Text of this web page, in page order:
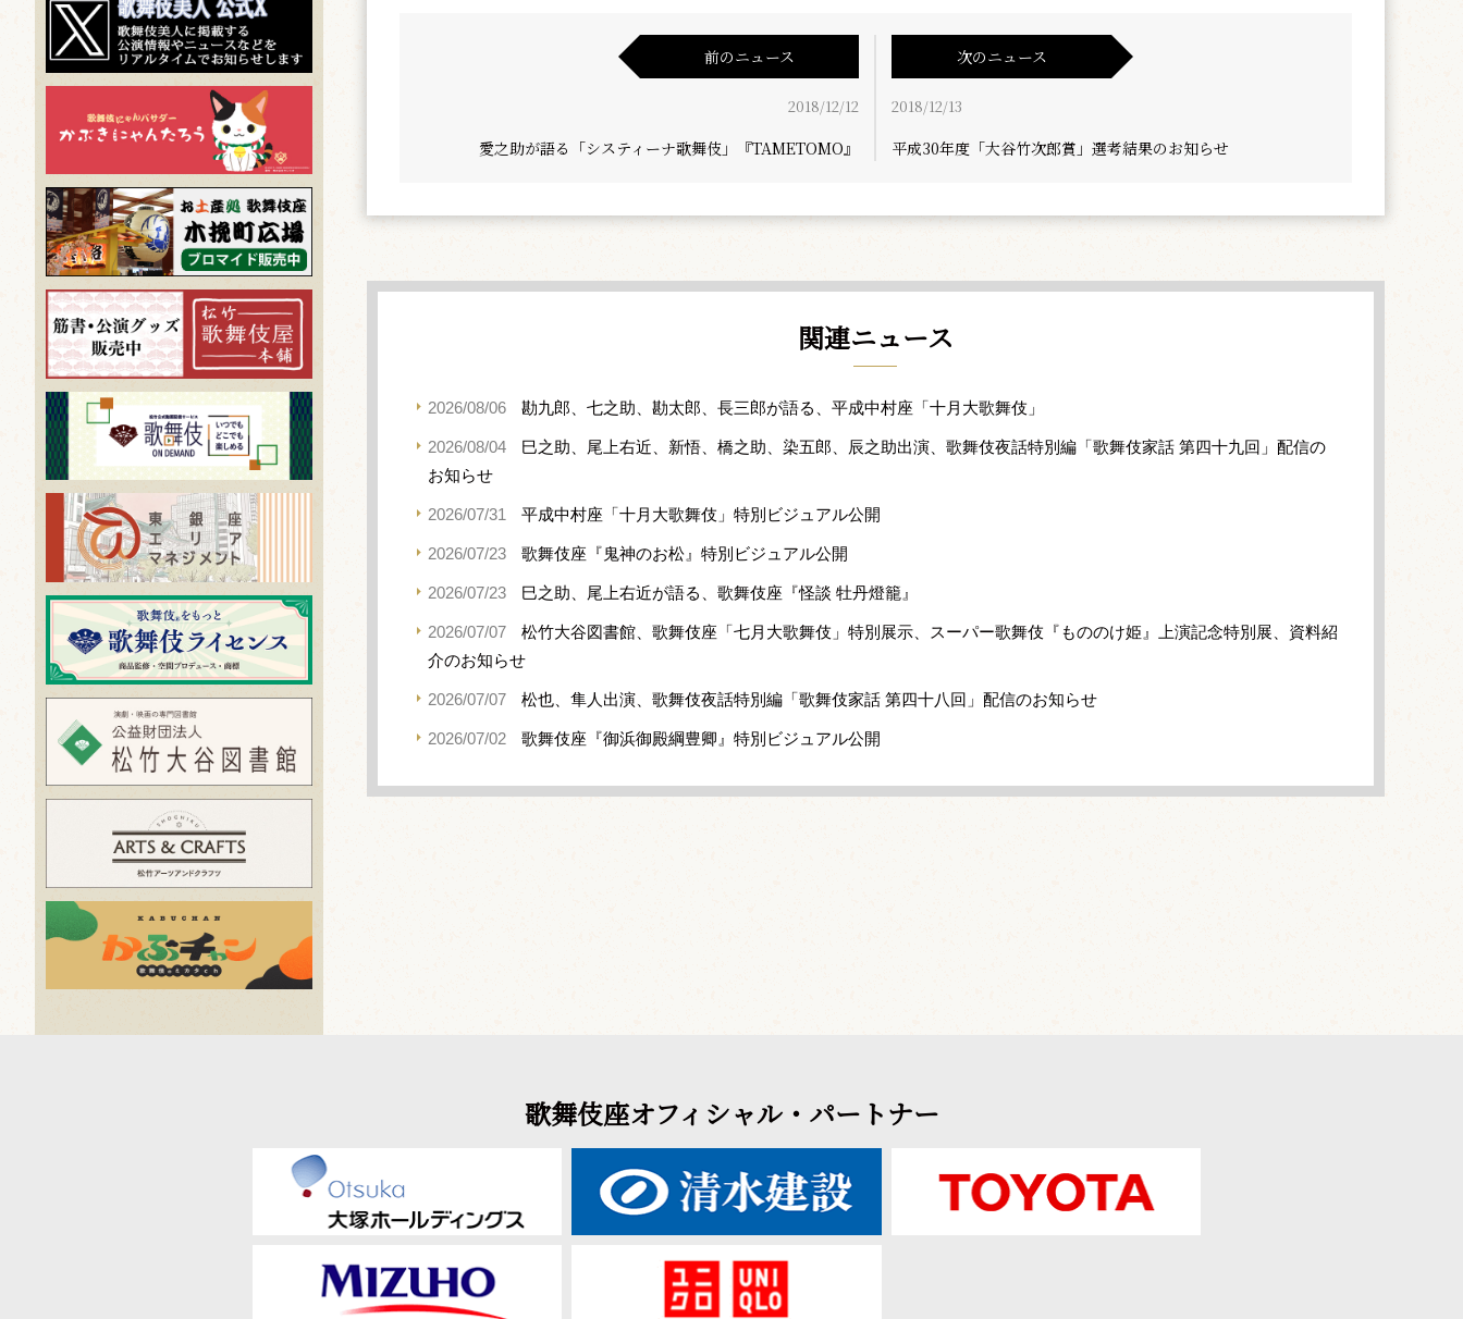
前のニュース
2018/12/12
愛之助が語る「システィーナ歌舞伎」『TAMETOMO』
次のニュース
2018/12/13
平成30年度「大谷竹次郎賞」選考結果のお知らせ
関連ニュース
2026/08/06 勘九郎、七之助、勘太郎、長三郎が語る、平成中村座「十月大歌舞伎」
2026/08/04
巳之助、尾上右近、新悟、橋之助、染五郎、辰之助出演、歌舞伎夜話特別編「歌舞伎家話 第四十九回」配信の
お知らせ
2026/07/31 平成中村座「十月大歌舞伎」特別ビジュアル公開
2026/07/23 歌舞伎座『鬼神のお松』特別ビジュアル公開
2026/07/23 巳之助、尾上右近が語る、歌舞伎座『怪談 牡丹燈籠』
2026/07/07
松竹大谷図書館、歌舞伎座「七月大歌舞伎」特別展示、スーパー歌舞伎『もののけ姫』上演記念特別展、資料紹
介のお知らせ
2026/07/07 松也、隼人出演、歌舞伎夜話特別編「歌舞伎家話 第四十八回」配信のお知らせ
2026/07/02 歌舞伎座『御浜御殿綱豊卿』特別ビジュアル公開
歌舞伎座オフィシャル・パートナー